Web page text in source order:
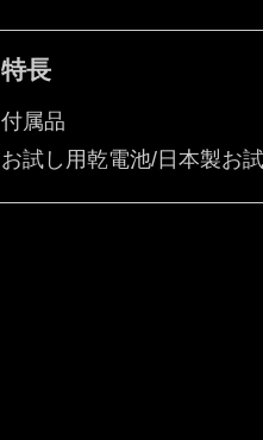
特長
付属品
お試し用乾電池/日本製お